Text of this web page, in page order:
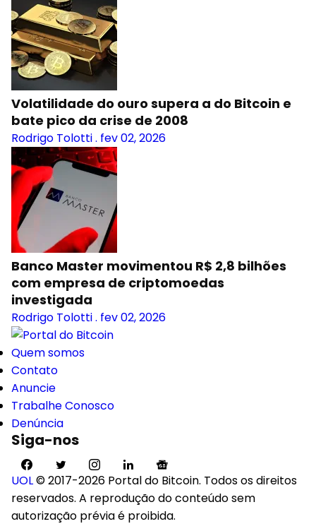
Volatilidade do ouro supera a do Bitcoin e
bate pico da crise de 2008
Rodrigo Tolotti. fev 02, 2026
Banco Master movimentou R$ 2,8 bilhões
com empresa de criptomoedas
investigada
Rodrigo Tolotti. fev 02, 2026
Quem somos
Contato
Anuncie
Trabalhe Conosco
Denúncia
Siga-nos
UOL© 2017-2026 Portal do Bitcoin. Todos os direitos
reservados. A reprodução do conteúdo sem
autorização prévia é proibida.